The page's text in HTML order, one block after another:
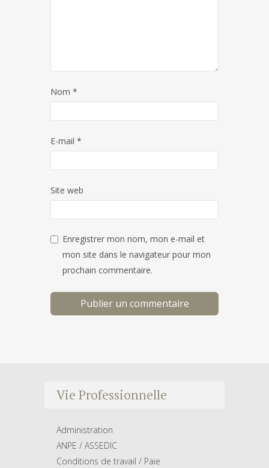
Nom *
E-mail *
Site web
Enregistrer mon nom, mon e-mail et
mon site dans le navigateur pour mon
prochain commentaire.
Vie Professionnelle
Administration
ANPE / ASSEDIC
Conditions de travail / Paie